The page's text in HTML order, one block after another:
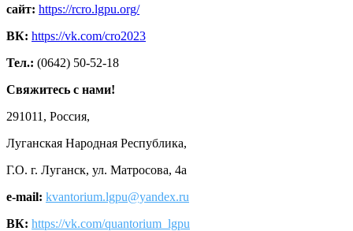
сайт: https://rcro.lgpu.org/
ВК: https://vk.com/cro2023
Тел.: (0642) 50-52-18
Свяжитесь с нами!
291011, Россия,
Луганская Народная Республика,
Г.О. г. Луганск, ул. Матросова, 4а
e-mail: kvantorium.lgpu@yandex.ru
ВК: https://vk.com/quantorium_lgpu